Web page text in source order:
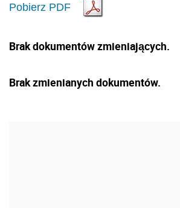
Pobierz PDF
Brak dokumentów zmieniających.
Brak zmienianych dokumentów.